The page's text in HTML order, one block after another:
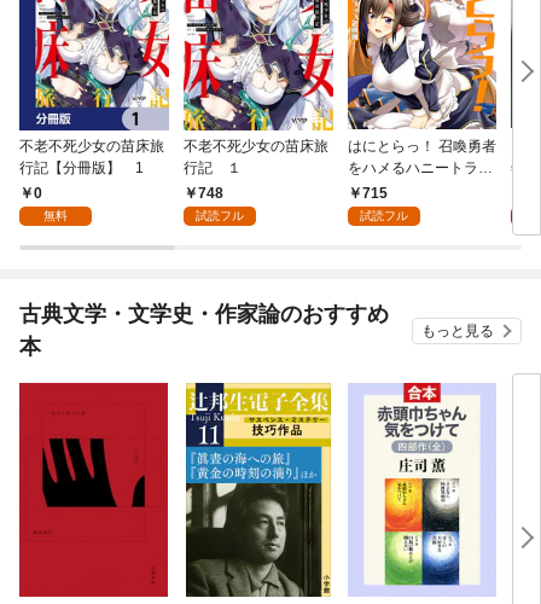
不老不死少女の苗床旅
行記【分冊版】 1
0
無料
不老不死少女の苗床旅
行記 １
748
試読フル
はにとらっ！ 召喚勇者
をハメるハニートラッ
プ包囲網 1
715
試読フル
年9
古典文学・文学史・作家論のおすすめ
本
もっと見る